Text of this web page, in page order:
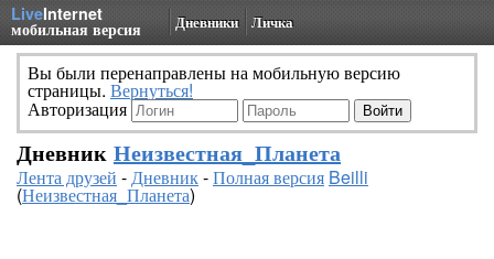
LiveInternet
мобильная версия Дневники Личка
Вы были перенаправлены на мобильную версию
страницы. Вернуться!
Авторизация
Дневник Неизвестная_Планета
Лента друзей -Дневник-Полная версия Beilli
(Неизвестная_Планета)